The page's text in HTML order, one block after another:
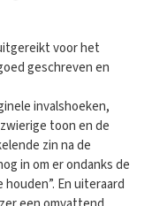
voor het
geschreven en
invalshoeken,
toon en de
zin na de
in om er ondanks de
En uiteraard